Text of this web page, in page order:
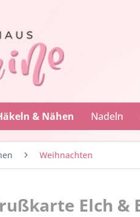
& Nähen Nadeln
Weihnachten
Elch &